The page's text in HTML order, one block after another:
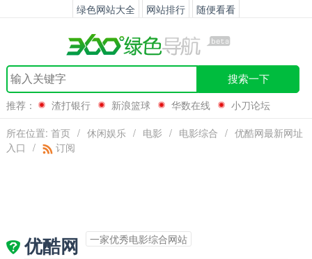
绿色网站大全 网站排行 随便看看
搜索一下
推荐： 渣打银行 新浪篮球 华数在线
小刀论坛
所在位置: 首页 / 休闲娱乐 / 电影 / 电影综合 / 优酷网最新网址
入口 / 订阅
优酷网 一家优秀电影综合网站